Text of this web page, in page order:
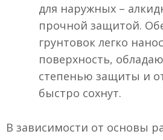
для наружных –
прочной защитой.
грунтовок легко
поверхность,
степенью защиты и
быстро сохнут.
В зависимости от основы